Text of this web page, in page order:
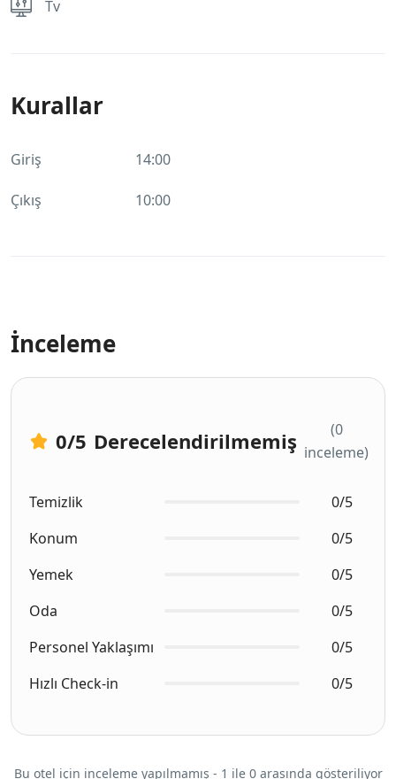
Tv
Kurallar
Giriş 14:00
Çıkış 10:00
İnceleme
0/5 Derecelendirilmemiş
(0
inceleme)
Temizlik
0/5
Konum
0/5
Yemek
0/5
Oda
0/5
Personel Yaklaşımı
0/5
Hızlı Check-in
0/5
Bu otel için inceleme yapılmamış - 1 ile 0 arasında gösteriliyor